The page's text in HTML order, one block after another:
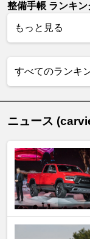
整備手帳 ランキン
もっと見る
すべてのランキ
ニュース